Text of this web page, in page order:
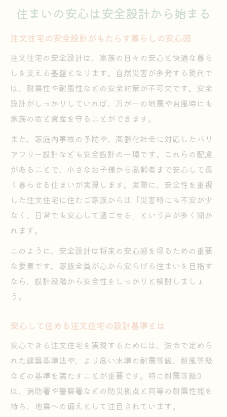
住まいの安心は安全設計から始まる
注文住宅の安全設計がもたらす暮らしの安心感
注文住宅の安全設計は、家族の日々の安心と快適な暮ら
しを支える基盤となります。自然災害が多発する現代で
は、耐震性や耐風性などの安全対策が不可欠です。安全
設計がしっかりしていれば、万が一の地震や台風時にも
家族の命と資産を守ることができます。
また、家庭内事故の予防や、高齢化社会に対応したバリ
アフリー設計なども安全設計の一環です。これらの配慮
があることで、小さなお子様から高齢者まで安心して長
く暮らせる住まいが実現します。実際に、安全性を重視
した注文住宅に住むご家族からは「災害時にも不安が少
なく、日常でも安心して過ごせる」という声が多く聞か
れます。
このように、安全設計は将来の安心感を得るための重要
な要素です。家族全員が心から安らげる住まいを目指す
なら、設計段階から安全性をしっかりと検討しましょ
う。
安心して住める注文住宅の設計基準とは
安心できる注文住宅を実現するためには、法令で定めら
れた建築基準法や、より高い水準の耐震等級、耐風等級
などの基準を満たすことが重要です。特に耐震等級3
は、消防署や警察署などの防災拠点と同等の耐震性能を
持ち、地震への備えとして注目されています。